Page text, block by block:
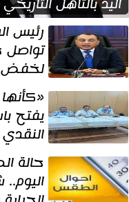
نصف نهائي كأس
رئيس
لخفض
الاستقرار الإقليمي
يفتح
أدب
حالة